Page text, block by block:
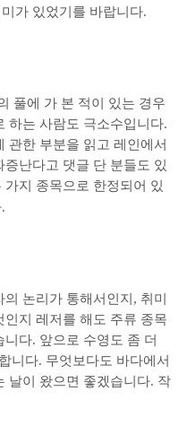
가 있었기를 바랍니다.
풀에 가 본 적이 있는 경우
하는 사람도 극소수입니다.
관한 부분을 읽고 레인에서
난다고 댓글 단 분들도 있
지 종목으로 한정되어 있
논리가 통해서인지, 취미
지 레저를 해도 주류 종목
다. 앞으로 수영도 좀 더
니다. 무엇보다도 바다에서
날이 왔으면 좋겠습니다. 작